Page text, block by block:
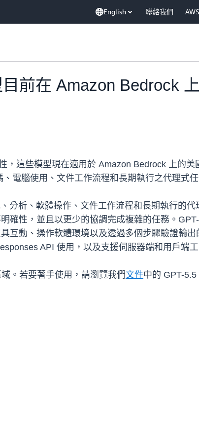
English 聯絡我們
前在 Amazon Bedrock
，這些模型現在適用於 Amazon Bedrock 上的
電腦使用、文件工作流程和長期執行之代理式
分析、軟體操作、文件工作流程和長期執行的
確性，並且以更少的協調完成複雜的任務。
互動、操作軟體環境以及透過多個步驟驗證輸
API 使用，以及支援伺服器端和用戶端
。若要著手使用，請瀏覽我們文件中的 GPT-5.5